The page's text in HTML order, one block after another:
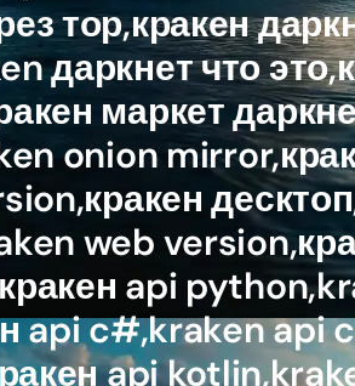
тор,кракен
даркнет что
маркет
onion
web
api
api c#,kraken api
api